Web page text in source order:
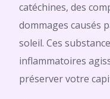
catéchines, des
dommages causés
soleil. Ces
inflammatoires
préserver votre